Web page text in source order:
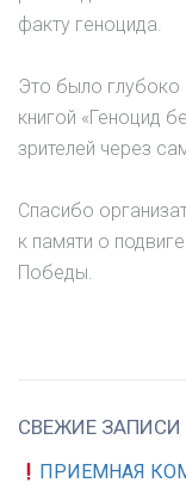
факту геноцида.
Это было глубоко
книгой «Геноцид
зрителей через
Спасибо
к памяти о
Победы.
СВЕЖИЕ ЗАПИСИ
ПРИЕМНАЯ